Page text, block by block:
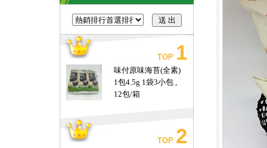
TOP 1
味付原味海苔(全素)
1包4.5g 1袋3小包 ,
12包/箱
TOP 2